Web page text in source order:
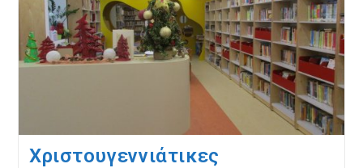
Χριστουγεννιάτικες